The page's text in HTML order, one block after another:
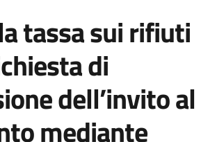
tassa sui rifiuti
di
dell’invito al
mediante